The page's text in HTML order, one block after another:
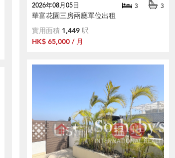
2026年08月05日 3 3
華富花園三房兩廳單位出租
實用面積 1,449 呎
HK$ 65,000 / 月